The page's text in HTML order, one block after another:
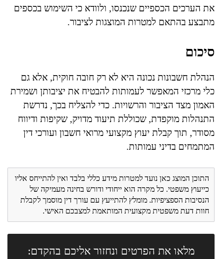
את הערכים הכספיים שנכנסו, ולוודא כי השימוש בכספים
מתבצע בהתאם למטרות המוצגות לציבור.
סיכום
הנהלת חשבונות נכונה היא לא רק חובה חוקית, אלא גם
כלי מרכזי המאפשר לעמותות להבטיח את יציבותן ושמירת
האמון מצד הציבור והרשויות. כדי להצליח בכך, נדרשת
התנהלות מוקפדת, שכוללת תיעוד מדויק, שקיפות ודיווח
מסודר, תוך קבלת יעוץ מקצועי מרואי חשבון ועורכי דין
המתמחים בדיני עמותות.
התוכן המוצג כאן נועד למטרות מידע כללי בלבד ואין להתייחס אליו
כייעוץ משפטי. כל מקרה הוא ייחודי ודורש בחינה מעמיקה של
הנסיבות הספציפיות. מומלץ להתייעץ עם עורך דין מוסמך לקבלת
חוות דעת משפטית מקצועית המותאמת למצבכם האישי.
מלאו את הפרטים ונחזור אליכם בהקדם: